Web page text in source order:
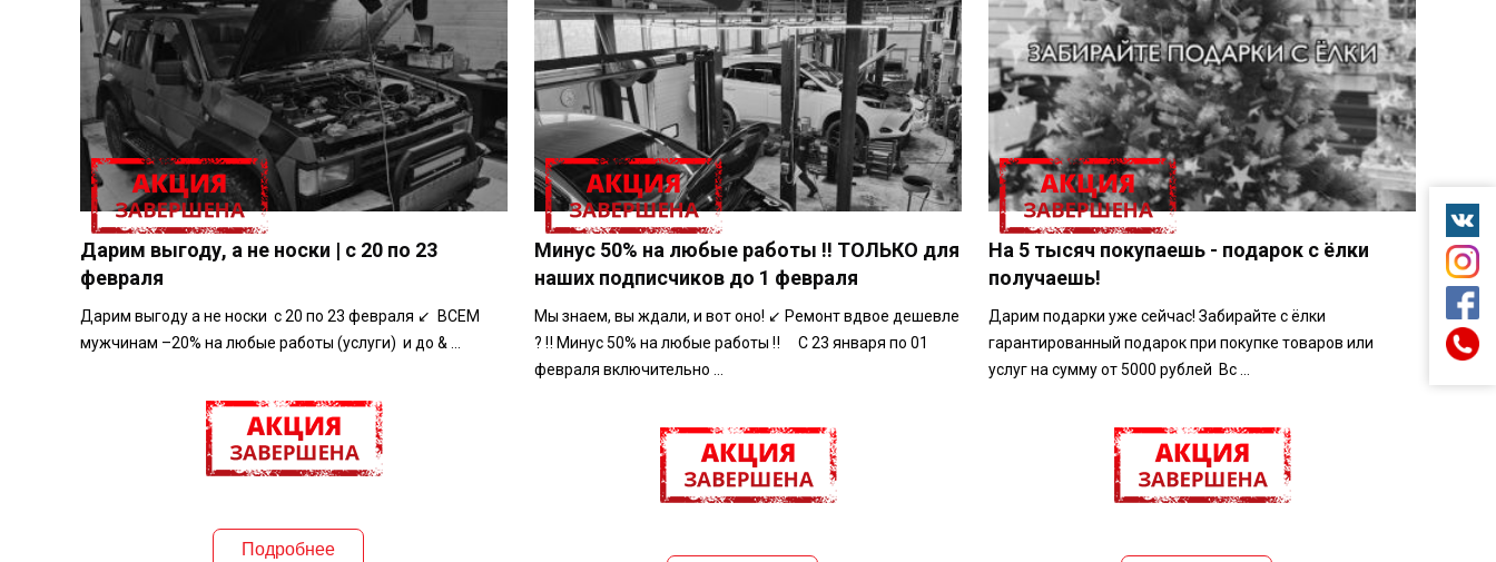
Дарим выгоду, а не носки | с 20 по 23
февраля
Дарим выгоду а не носки с 20 по 23 февраля ↙️ ВСЕМ
мужчинам –20% на любые работы (услуги) и до & ...
Подробнее
Минус 50% на любые работы ‼️ ТОЛЬКО для
наших подписчиков до 1 февраля
Мы знаем, вы ждали, и вот оно! ↙️ Ремонт вдвое дешевле
? ‼️ Минус 50% на любые работы ‼️ ⠀ С 23 января по 01
февраля включительно ...
На 5 тысяч покупаешь - подарок с ёлки
получаешь!
Дарим подарки уже сейчас! Забирайте с ёлки
гарантированный подарок при покупке товаров или
услуг на сумму от 5000 рублей Вс ...